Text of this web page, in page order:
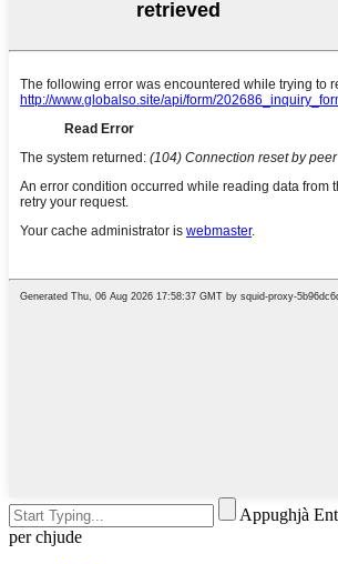
Appughjà
per chjude